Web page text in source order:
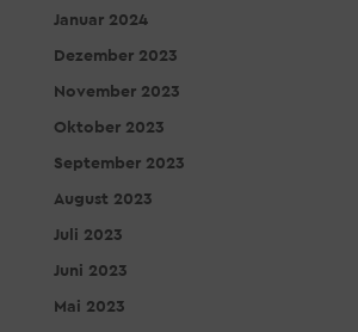
Januar 2024
Dezember 2023
November 2023
Oktober 2023
September 2023
August 2023
Juli 2023
Juni 2023
Mai 2023